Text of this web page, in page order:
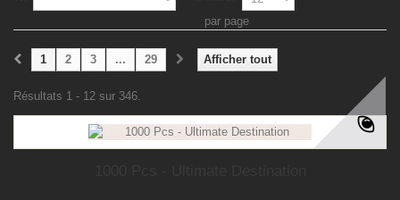
par page
Afficher tout
1 2 3 ... 29
Résultats 1 - 12 sur 346.